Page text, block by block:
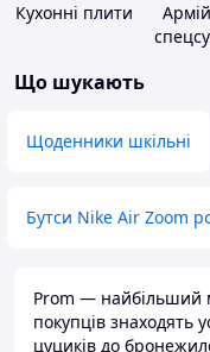
Кухонні плити
Що шукають
Щоденники шкільні
Бутси Nike Air Zoom
Prom — найбільший
покупців знаходять
цуциків до